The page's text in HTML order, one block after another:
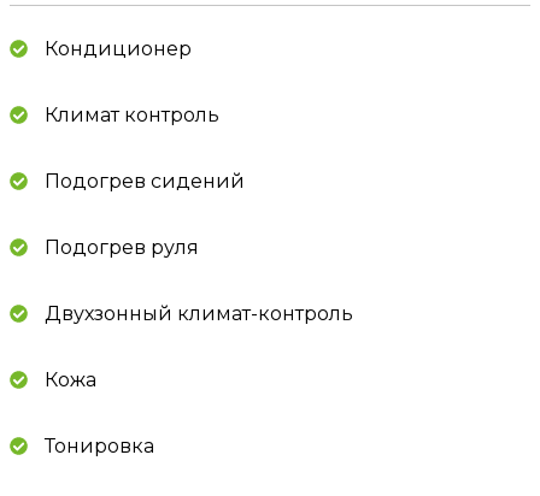
Кондиционер
Климат контроль
Подогрев сидений
Подогрев руля
Двухзонный климат-контроль
Кожа
Тонировка